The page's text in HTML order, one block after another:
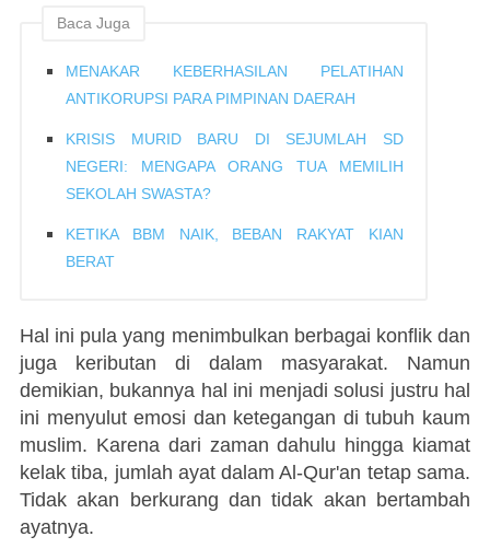
Baca Juga
MENAKAR KEBERHASILAN PELATIHAN
ANTIKORUPSI PARA PIMPINAN DAERAH
KRISIS MURID BARU DI SEJUMLAH SD
NEGERI: MENGAPA ORANG TUA MEMILIH
SEKOLAH SWASTA?
KETIKA BBM NAIK, BEBAN RAKYAT KIAN
BERAT
Hal ini pula yang menimbulkan berbagai konflik dan
juga keributan di dalam masyarakat. Namun
demikian, bukannya hal ini menjadi solusi justru hal
ini menyulut emosi dan ketegangan di tubuh kaum
muslim. Karena dari zaman dahulu hingga kiamat
kelak tiba, jumlah ayat dalam Al-Qur'an tetap sama.
Tidak akan berkurang dan tidak akan bertambah
ayatnya.